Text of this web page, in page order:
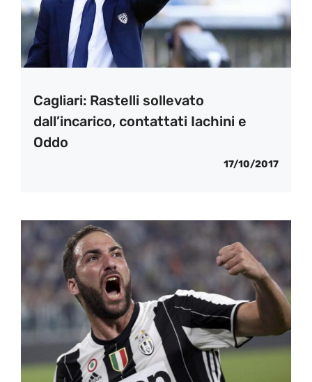
Cagliari: Rastelli sollevato
dall’incarico, contattati Iachini e
Oddo
17/10/2017